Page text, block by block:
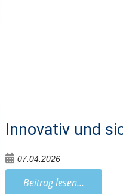
Innovativ und
07.04.2026
Beitrag lesen...